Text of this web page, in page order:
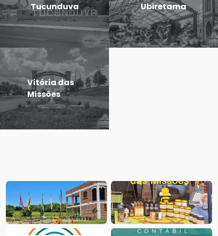
Tucunduva Ubiretama
Vitória das
Missões